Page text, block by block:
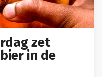
zet
in de